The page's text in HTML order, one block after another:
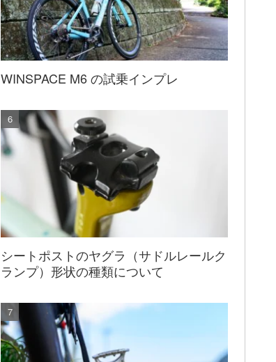
WINSPACE M6 の試乗インプレ
シートポストのヤグラ（サドルレールク
ランプ）形状の種類について